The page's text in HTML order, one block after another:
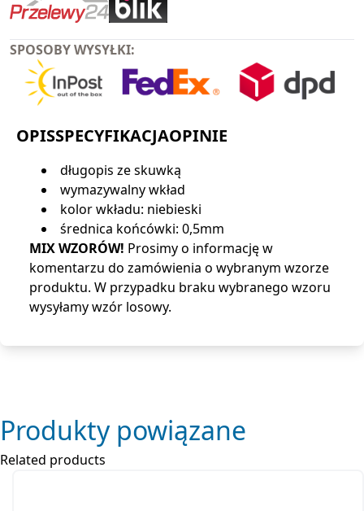
SPOSOBY WYSYŁKI:
OPISSPECYFIKACJAOPINIE
długopis ze skuwką
wymazywalny wkład
kolor wkładu: niebieski
średnica końcówki: 0,5mm
MIX WZORÓW! Prosimy o informację w
komentarzu do zamówienia o wybranym wzorze
produktu. W przypadku braku wybranego wzoru
wysyłamy wzór losowy.
Produkty powiązane
Related products